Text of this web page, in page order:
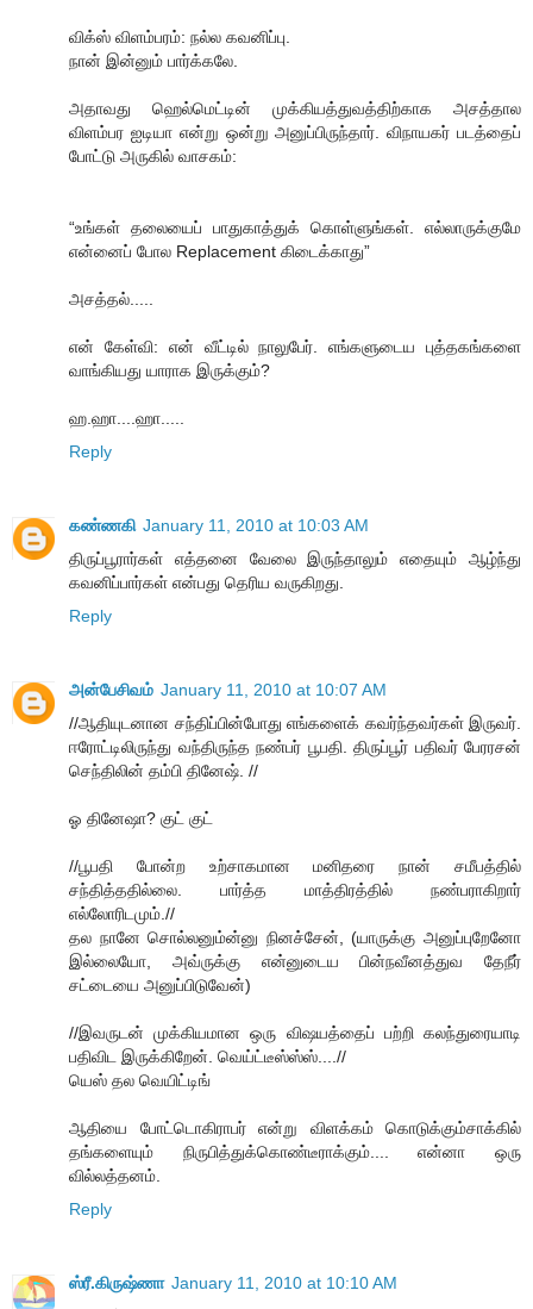
விக்ஸ் விளம்பரம்: நல்ல கவனிப்பு.
நான் இன்னும் பார்க்கலே.
அதாவது ஹெல்மெட்டின் முக்கியத்துவத்திற்காக அசத்தால
விளம்பர ஐடியா என்று ஒன்று அனுப்பிருந்தார். விநாயகர் படத்தைப்
போட்டு அருகில் வாசகம்:
“உங்கள் தலையைப் பாதுகாத்துக் கொள்ளுங்கள். எல்லாருக்குமே
என்னைப் போல Replacement கிடைக்காது”
அசத்தல்.....
என் கேள்வி: என் வீட்டில் நாலுபேர். எங்களுடைய புத்தகங்களை
வாங்கியது யாராக இருக்கும்?
ஹ.ஹா....ஹா.....
Reply
கண்ணகி January 11, 2010 at 10:03 AM
திருப்பூரார்கள் எத்தனை வேலை இருந்தாலும் எதையும் ஆழ்ந்து
கவனிப்பார்கள் என்பது தெரிய வருகிறது.
Reply
அன்பேசிவம் January 11, 2010 at 10:07 AM
//ஆதியுடனான சந்திப்பின்போது எங்களைக் கவர்ந்தவர்கள் இருவர்.
ஈரோட்டிலிருந்து வந்திருந்த நண்பர் பூபதி. திருப்பூர் பதிவர் பேரரசன்
செந்திலின் தம்பி தினேஷ். //
ஓ தினேஷா? குட் குட்
//பூபதி போன்ற உற்சாகமான மனிதரை நான் சமீபத்தில்
சந்தித்ததில்லை. பார்த்த மாத்திரத்தில் நண்பராகிறார்
எல்லோரிடமும்.//
தல நானே சொல்லனும்ன்னு நினச்சேன், (யாருக்கு அனுப்புறேனோ
இல்லையோ, அவ்ருக்கு என்னுடைய பின்நவீனத்துவ தேநீர்
சட்டையை அனுப்பிடுவேன்)
//இவருடன் முக்கியமான ஒரு விஷயத்தைப் பற்றி கலந்துரையாடி
பதிவிட இருக்கிறேன். வெய்ட்டீஸ்ஸ்ஸ்....//
யெஸ் தல வெயிட்டிங்
ஆதியை போட்டொகிராபர் என்று விளக்கம் கொடுக்கும்சாக்கில்
தங்களையும் நிருபித்துக்கொண்டீராக்கும்.... என்னா ஒரு
வில்லத்தனம்.
Reply
ஸ்ரீ.கிருஷ்ணா January 11, 2010 at 10:10 AM